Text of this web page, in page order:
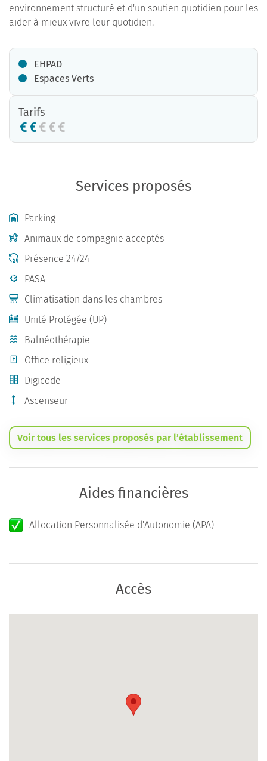
environnement structuré et d'un soutien quotidien pour les
aider à mieux vivre leur quotidien.
EHPAD
Espaces Verts
Tarifs
Services proposés
Parking
Animaux de compagnie acceptés
Présence 24/24
PASA
Climatisation dans les chambres
Unité Protégée (UP)
Balnéothérapie
Office religieux
Digicode
Ascenseur
Voir tous les services proposés par l’établissement
Aides financières
Allocation Personnalisée d'Autonomie (APA)
Accès